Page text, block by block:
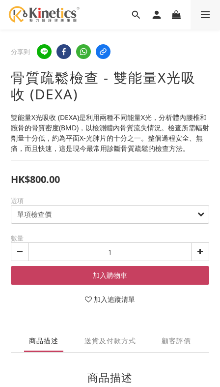
分享到
骨質疏鬆檢查 - 雙能量X光吸
收 (DEXA)
雙能量X光吸收 (DEXA)是利用兩種不同能量X光，分析體內腰椎和
髖骨的骨質密度(BMD)，以檢測體內骨質流失情況。檢查所需輻射
劑量十分低，約為平面X-光肺片的十分之一。整個過程安全、無
痛，而且快速，這是現今最常用診斷骨質疏鬆的檢查方法。
HK$800.00
選項
數量
加入購物車
加入追蹤清單
商品描述 送貨及付款方式 顧客評價
商品描述